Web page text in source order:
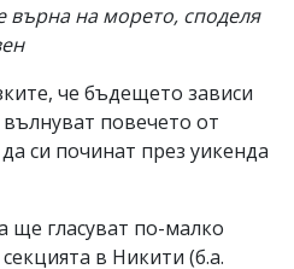
върна на морето, споделя
че бъдещето зависи
повечето от
си починат през уикенда
ще гласуват по-малко
в Никити (б.а.